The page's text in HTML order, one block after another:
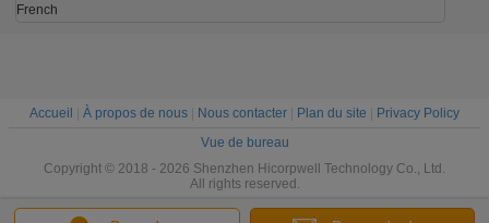
French
Accueil À propos de nous Nous contacter Plan du site
Privacy Policy
Vue de bureau
Copyright © 2018 - 2026 Shenzhen Hicorpwell Technology Co., Ltd.
All rights reserved.